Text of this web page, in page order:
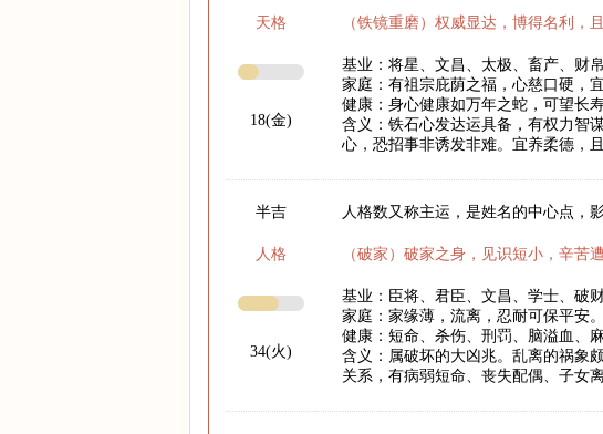
天格
18(金)
（铁镜重磨）权威显达，博得名利，
基业：将星、文昌、太极、畜产、财帛
家庭：有祖宗庇荫之福，心慈口硬，
健康：身心健康如万年之蛇，可望长寿
含义：铁石心发达运具备，有权力智
心，恐招事非诱发非难。宜养柔德，且
半吉
人格
34(火)
人格数又称主运，是姓名的中心点，
（破家）破家之身，见识短小，辛苦
基业：臣将、君臣、文昌、学士、破
家庭：家缘薄，流离，忍耐可保平安。
健康：短命、杀伤、刑罚、脑溢血、
含义：属破坏的大凶兆。乱离的祸象
关系，有病弱短命、丧失配偶、子女